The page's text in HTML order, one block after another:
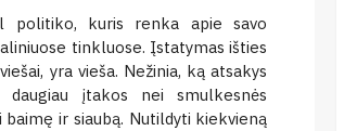
politiko, kuris renka apie savo
tinkluose. Įstatymas išties
yra vieša. Nežinia, ką atsakys
daugiau įtakos nei smulkesnės
ir siaubą. Nutildyti kiekvieną